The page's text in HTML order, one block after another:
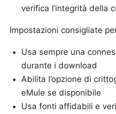
verifica l’integrità della
Impostazioni consigliate
Usa sempre una
durante i download
Abilita l’opzione di
eMule se disponibile
Usa fonti affidabili e